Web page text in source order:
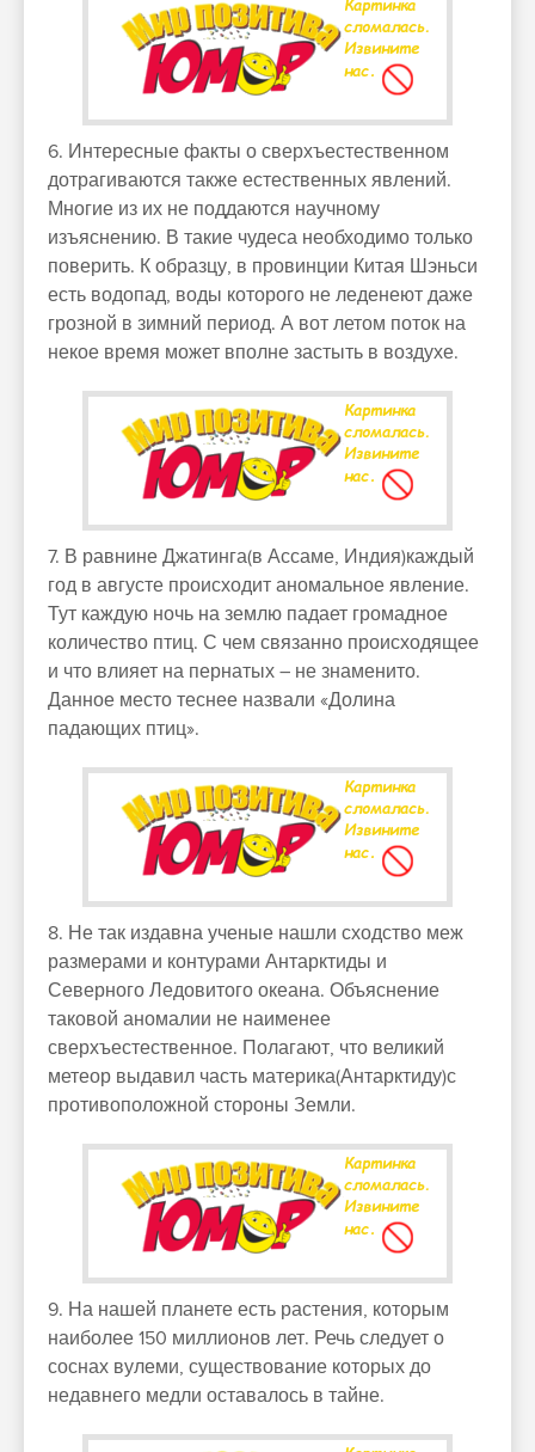
6. Интересные факты о сверхъестественном
дотрагиваются также естественных явлений.
Многие из их не поддаются научному
изъяснению. В такие чудеса необходимо только
поверить. К образцу, в провинции Китая Шэньси
есть водопад, воды которого не леденеют даже
грозной в зимний период. А вот летом поток на
некое время может вполне застыть в воздухе.
7. В равнине Джатинга(в Ассаме, Индия)каждый
год в августе происходит аномальное явление.
Тут каждую ночь на землю падает громадное
количество птиц. С чем связанно происходящее
и что влияет на пернатых – не знаменито.
Данное место теснее назвали «Долина
падающих птиц».
8. Не так издавна ученые нашли сходство меж
размерами и контурами Антарктиды и
Северного Ледовитого океана. Объяснение
таковой аномалии не наименее
сверхъестественное. Полагают, что великий
метеор выдавил часть материка(Антарктиду)с
противоположной стороны Земли.
9. На нашей планете есть растения, которым
наиболее 150 миллионов лет. Речь следует о
соснах вулеми, существование которых до
недавнего медли оставалось в тайне.